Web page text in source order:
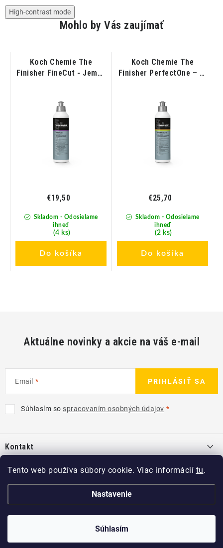
Tento web používa súbory cookie. Viac informácií tu.
Nastavenie
Súhlasím
High-contrast mode
Mohlo by Vás zaujímať
Koch Chemie The
Finisher FineCut - Jemná
Skladom - Odosielame
ihneď
(4 ks)
€19,50
Do košíka
Koch Chemie The
Finisher PerfectOne – 1-
250ml
Skladom - Odosielame
ihneď
(2 ks)
€25,70
Do košíka
Aktuálne novinky a akcie na váš e-mail
Email
Súhlasím so spracovaním osobných údajov
PRIHLÁSIŤ SA
pKontakt
info @ kcshop.sk
+421 918 725 111
Kategórie
O nás
KCshop.sk. Všetky práva vyhradené.